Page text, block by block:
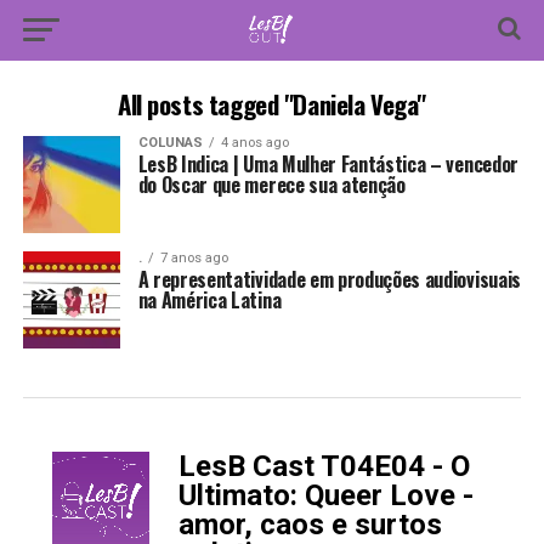
All posts tagged "Daniela Vega"
COLUNAS 4 anos ago
LesB Indica | Uma Mulher Fantástica – vencedor
do Oscar que merece sua atenção
. 7 anos ago
A representatividade em produções audiovisuais
na América Latina
LesB Cast T04E04 - O
Ultimato: Queer Love -
amor, caos e surtos
-